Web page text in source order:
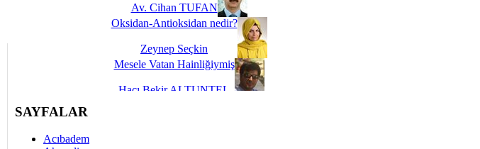
Av. Cihan TUFAN
Oksidan-Antioksidan nedir?
Zeynep Seçkin
Mesele Vatan Hainliğiymiş
Hacı Bekir ALTUNTEL
Dünya Fani, Ama Kısa Bir Süre De Olsa Burdayız
SAYFALAR
Acıbadem